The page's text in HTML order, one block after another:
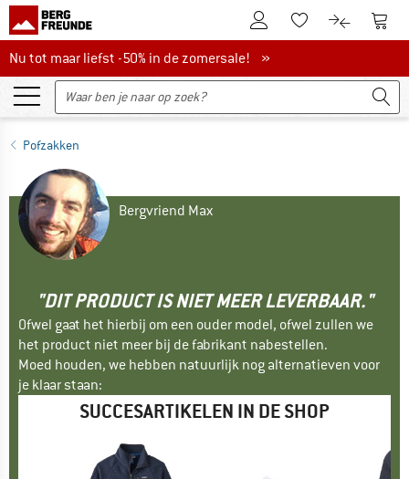
De klantenaccount
Naar deNaar de
Nu tot maar liefst -50% in de zomersale!
Nu tot maar liefst -50% in de zomersale! »
Pofzakken
Bergvriend Max
"DIT PRODUCT IS NIET MEER LEVERBAAR."
Ofwel gaat het hierbij om een ouder model, ofwel zullen we
het product niet meer bij de fabrikant nabestellen.
Moed houden, we hebben natuurlijk nog alternatieven voor
je klaar staan:
SUCCESARTIKELEN IN DE SHOP